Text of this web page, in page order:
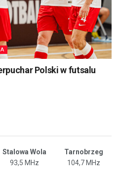
Polski w futsalu
Stalowa Wola
Tarnobrzeg
93,5 MHz 104,7 MHz